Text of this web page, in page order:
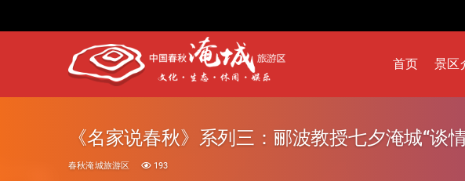
首页 景区
《名家说春秋》系列三：郦波教授七夕淹城“谈
春秋淹城旅游区 193